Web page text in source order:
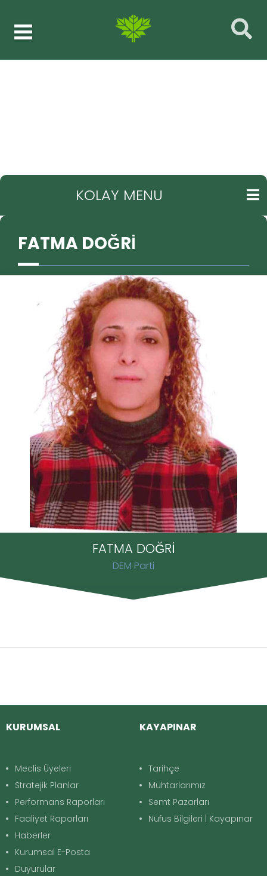
KOLAY MENU
FATMA DOĞRİ
FATMA DOĞRİ
DEM Parti
KURUMSAL
Meclis Üyeleri
Stratejik Planlar
Performans Raporları
Faaliyet Raporları
Haberler
Kurumsal E-Posta
Duyurular
KAYAPINAR
Tarihçe
Muhtarlarımız
Semt Pazarları
Nüfus Bilgileri | Kayapınar